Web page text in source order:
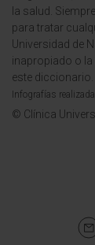
la salud.
para tratar
Universidad de
inapropiado o
este diccionario.
Infografías
© Clínica